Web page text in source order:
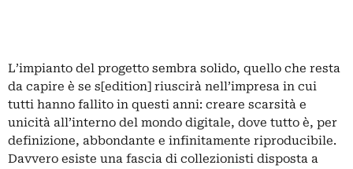
L’impianto del progetto sembra solido, quello che resta
da capire è se s[edition] riuscirà nell’impresa in cui
tutti hanno fallito in questi anni: creare scarsità e
unicità all’interno del mondo digitale, dove tutto è, per
definizione, abbondante e infinitamente riproducibile.
Davvero esiste una fascia di collezionisti disposta a